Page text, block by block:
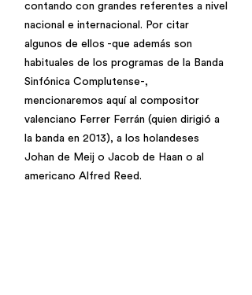
contando con grandes referentes a nivel
nacional e internacional. Por citar
algunos de ellos -que además son
habituales de los programas de la Banda
Sinfónica Complutense-,
mencionaremos aquí al compositor
valenciano Ferrer Ferrán (quien dirigió a
la banda en 2013), a los holandeses
Johan de Meij o Jacob de Haan o al
americano Alfred Reed.